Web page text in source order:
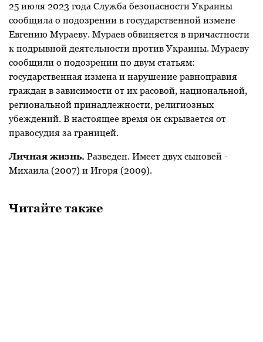
25 июля 2023 года Служба безопасности Украины
сообщила о подозрении в государственной измене
Евгению Мураеву. Мураев обвиняется в причастности
к подрывной деятельности против Украины. Мураеву
сообщили о подозрении по двум статьям:
государственная измена и нарушение равноправия
граждан в зависимости от их расовой, национальной,
региональной принадлежности, религиозных
убеждений. В настоящее время он скрывается от
правосудия за границей.
Личная жизнь. Разведен. Имеет двух сыновей -
Михаила (2007) и Игоря (2009).
Читайте также